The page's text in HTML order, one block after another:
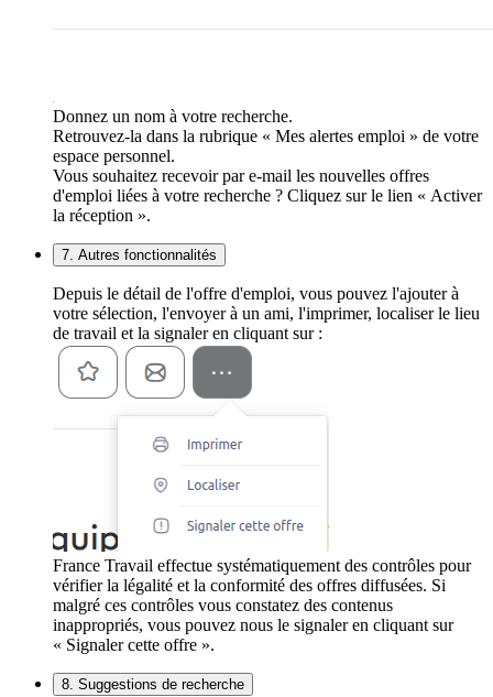
Donnez un nom à votre recherche.
Retrouvez-la dans la rubrique « Mes alertes emploi » de votre
espace personnel.
Vous souhaitez recevoir par e-mail les nouvelles offres
d'emploi liées à votre recherche ? Cliquez sur le lien « Activer
la réception ».
7. Autres fonctionnalités
Depuis le détail de l'offre d'emploi, vous pouvez l'ajouter à
votre sélection, l'envoyer à un ami, l'imprimer, localiser le lieu
de travail et la signaler en cliquant sur :
France Travail effectue systématiquement des contrôles pour
vérifier la légalité et la conformité des offres diffusées. Si
malgré ces contrôles vous constatez des contenus
inappropriés, vous pouvez nous le signaler en cliquant sur
« Signaler cette offre ».
8. Suggestions de recherche